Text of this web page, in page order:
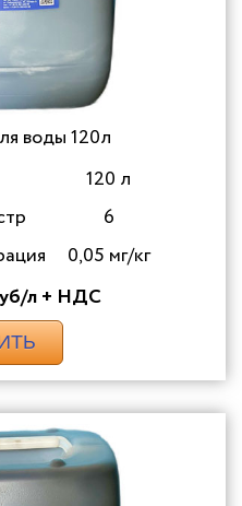
воды 120л
120 л
6
0,05 мг/кг
л + НДС